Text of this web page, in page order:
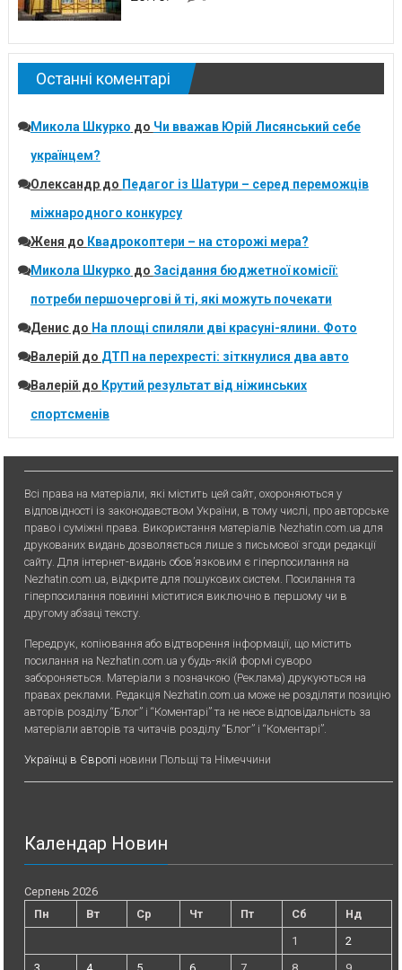
Останні коментарі
Микола Шкурко до Чи вважав Юрій Лисянський себе
українцем?
Олександрдо Педагог із Шатури – серед переможців
міжнародного конкурсу
Женя до Квадрокоптери – на сторожі мера?
Микола Шкурко до Засідання бюджетної комісії:
потреби першочергові й ті, які можуть почекати
Денисдо На площі спиляли дві красуні-ялини. Фото
Валерій до ДТП на перехресті: зіткнулися два авто
Валерій до Крутий результат від ніжинських
спортсменів
Всі права на матеріали, які містить цей сайт, охороняються у
відповідності із законодавством України, в тому числі, про авторське
право і суміжні права. Використання матерiалiв Nezhatin.com.ua для
друкованих видань дозволяється лише з письмової згоди редакції
сайту. Для iнтернет-видань обов’язковим є гiперпосилання на
Nezhatin.com.ua, відкрите для пошукових систем. Посилання та
гіперпосилання повинні міститися виключно в першому чи в
другому абзаці тексту.
Передрук, копiювання або вiдтворення iнформацiї, що мiстить
посилання на Nezhatin.com.ua у будь-якiй формi суворо
забороняється. Матеріали з позначкою (Реклама) друкуються на
правах реклами. Редакція Nezhatin.com.ua може не розділяти позицію
авторів розділу “Блог” і “Коментарі” та не несе відповідальність за
матеріали авторів та читачів розділу “Блог” і “Коментарі”.
Українці в Європі новини Польщі та Німеччини
Календар Новин
Серпень 2026
Пн
Вт Ср Чт Пт Сб
Нд
1
2